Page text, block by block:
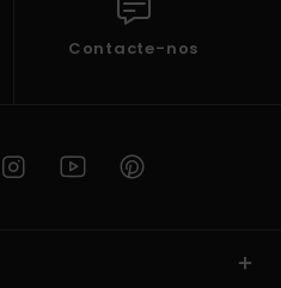
Contacte-nos